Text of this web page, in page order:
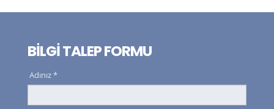
BİLGİ TALEP FORMU
Adınız *